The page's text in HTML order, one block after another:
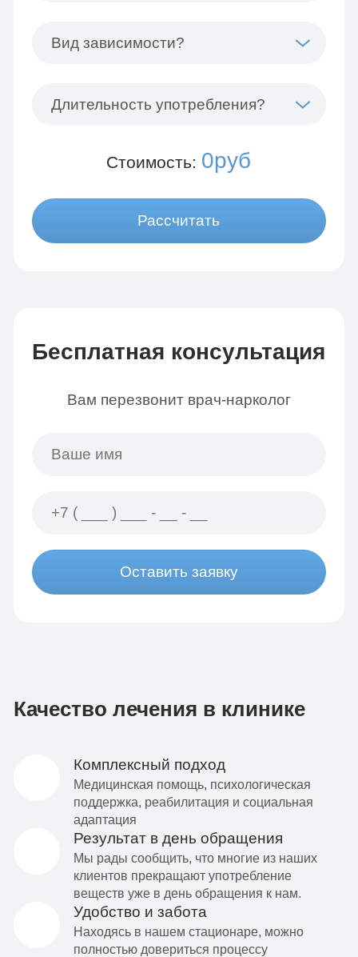
Вид зависимости?
Длительность употребления?
Стоимость: 0руб
Рассчитать
Бесплатная консультация
Вам перезвонит врач-нарколог
Оставить заявку
Качество лечения в клинике
Комплексный подход
Медицинская помощь, психологическая
поддержка, реабилитация и социальная
адаптация
Результат в день обращения
Мы рады сообщить, что многие из наших
клиентов прекращают употребление
веществ уже в день обращения к нам.
Удобство и забота
Находясь в нашем стационаре, можно
полностью довериться процессу